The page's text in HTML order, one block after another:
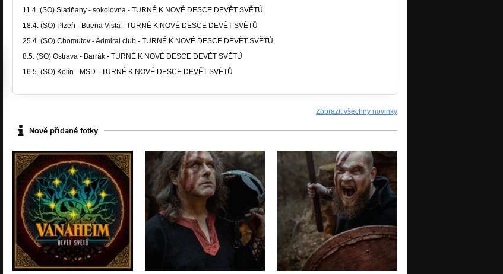
11.4. (SO) Slatiňany - sokolovna - TURNÉ K NOVÉ DESCE DEVĚT SVĚTŮ
18.4. (SO) Plzeň - Buena Vista - TURNÉ K NOVÉ DESCE DEVĚT SVĚTŮ
25.4. (SO) Chomutov - Admiral club - TURNÉ K NOVÉ DESCE DEVĚT SVĚTŮ
8.5. (SO) Ostrava - Barrák - TURNÉ K NOVÉ DESCE DEVĚT SVĚTŮ
16.5. (SO) Kolín - MSD - TURNÉ K NOVÉ DESCE DEVĚT SVĚTŮ
Zobrazit všechny novinky
Nově přidané fotky